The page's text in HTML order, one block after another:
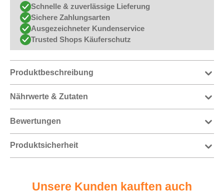
Schnelle & zuverlässige Lieferung
Sichere Zahlungsarten
Ausgezeichneter Kundenservice
Trusted Shops Käuferschutz
Produktbeschreibung
Nährwerte & Zutaten
Bewertungen
Produktsicherheit
Unsere Kunden kauften auch